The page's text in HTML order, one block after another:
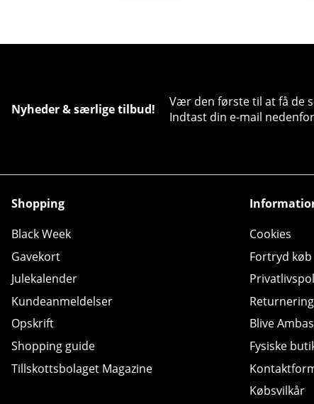
Nyheder & særlige tilbud!
Vær den første til at få de
Indtast din e-mail
Shopping
Black Week
Gavekort
Julekalender
Kundeanmeldelser
Opskrift
Shopping guide
Tillskottsbolaget Magazine
Cookies
Fortryd køb
Blive
Fysiske
Købsvilkår